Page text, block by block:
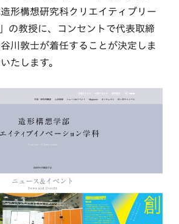
形構想研究科クリエイティブリー
の教授に、コンセントで代表取締
川敦士が着任することが決定しま
たします。